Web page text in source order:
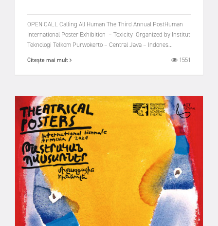
OPEN CALL Calling All Human The Third Annual PostHuman
International Poster Exhibition – Toxicity Organized by Institut
Teknologi Telkom Purwokerto – Central Java – Indones...
Citește mai mult 1551